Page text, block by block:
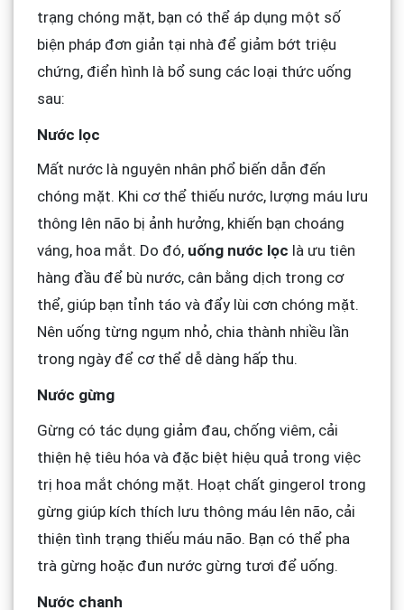
trạng chóng mặt, bạn có thể áp dụng một số
biện pháp đơn giản tại nhà để giảm bớt triệu
chứng, điển hình là bổ sung các loại thức uống
sau:
Nước lọc
Mất nước là nguyên nhân phổ biến dẫn đến
chóng mặt. Khi cơ thể thiếu nước, lượng máu lưu
thông lên não bị ảnh hưởng, khiến bạn choáng
váng, hoa mắt. Do đó, uống nước lọc là ưu tiên
hàng đầu để bù nước, cân bằng dịch trong cơ
thể, giúp bạn tỉnh táo và đẩy lùi cơn chóng mặt.
Nên uống từng ngụm nhỏ, chia thành nhiều lần
trong ngày để cơ thể dễ dàng hấp thu.
Nước gừng
Gừng có tác dụng giảm đau, chống viêm, cải
thiện hệ tiêu hóa và đặc biệt hiệu quả trong việc
trị hoa mắt chóng mặt. Hoạt chất gingerol trong
gừng giúp kích thích lưu thông máu lên não, cải
thiện tình trạng thiếu máu não. Bạn có thể pha
trà gừng hoặc đun nước gừng tươi để uống.
Nước chanh